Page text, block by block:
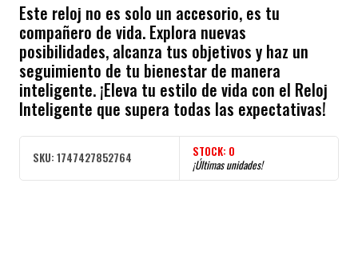
Este reloj no es solo un accesorio, es tu
compañero de vida. Explora nuevas
posibilidades, alcanza tus objetivos y haz un
seguimiento de tu bienestar de manera
inteligente. ¡Eleva tu estilo de vida con el Reloj
Inteligente que supera todas las expectativas!
SKU: 1747427852764 STOCK: 0
¡Últimas unidades!